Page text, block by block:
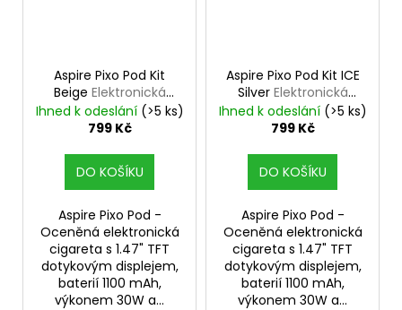
Aspire Pixo Pod Kit
Beige Elektronická
cigareta
Ihned k odeslání (>5 ks)
799 Kč
DO KOŠÍKU
Aspire Pixo Pod -
Oceněná elektronická
cigareta s 1.47" TFT
dotykovým displejem,
baterií 1100 mAh,
výkonem 30W a...
Aspire Pixo Pod Kit ICE
Silver Elektronická
cigareta
Ihned k odeslání (>5 ks)
799 Kč
DO KOŠÍKU
Aspire Pixo Pod -
Oceněná elektronická
cigareta s 1.47" TFT
dotykovým displejem,
baterií 1100 mAh,
výkonem 30W a...